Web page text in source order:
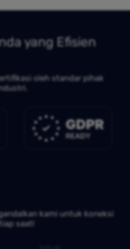
yang Efisien
oleh standar pihak
kami untuk koneksi
saat!